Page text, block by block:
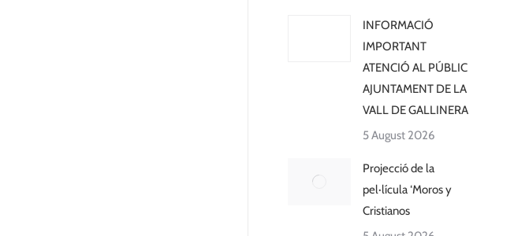
INFORMACIÓ
IMPORTANT
ATENCIÓ AL PÚBLIC
AJUNTAMENT DE LA
VALL DE GALLINERA
5 August 2026
Projecció de la
pel·lícula ‘Moros y
Cristianos